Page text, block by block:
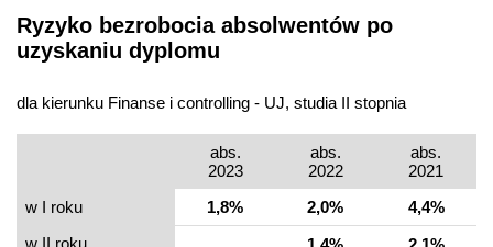
Ryzyko bezrobocia absolwentów po
uzyskaniu dyplomu
dla kierunku Finanse i controlling - UJ, studia II stopnia
abs.
2023
abs.
2022
abs.
2021
w I roku
1,8% 2,0%
4,4%
w II roku